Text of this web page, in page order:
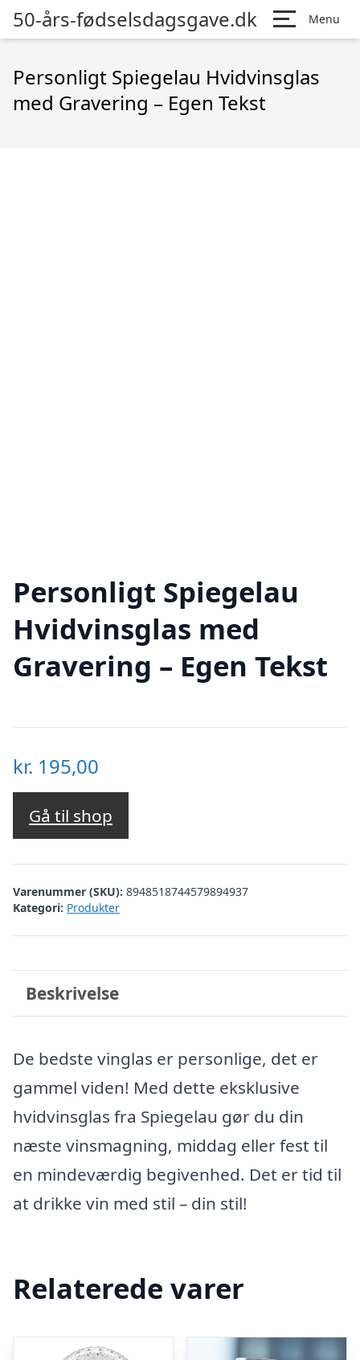
50-års-fødselsdagsgave.dk Menu
Personligt Spiegelau Hvidvinsglas
med Gravering – Egen Tekst
Personligt Spiegelau
Hvidvinsglas med
Gravering – Egen Tekst
kr. 195,00
Gå til shop
Varenummer (SKU): 8948518744579894937
Kategori: Produkter
Beskrivelse
De bedste vinglas er personlige, det er
gammel viden! Med dette eksklusive
hvidvinsglas fra Spiegelau gør du din
næste vinsmagning, middag eller fest til
en mindeværdig begivenhed. Det er tid til
at drikke vin med stil – din stil!
Relaterede varer